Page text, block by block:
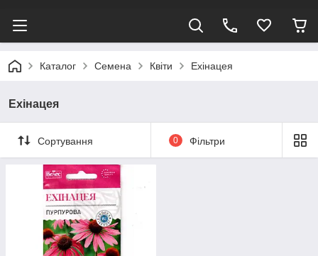
Каталог Семена Квіти Ехінацея
Ехінацея
Сортування 0 Фільтри